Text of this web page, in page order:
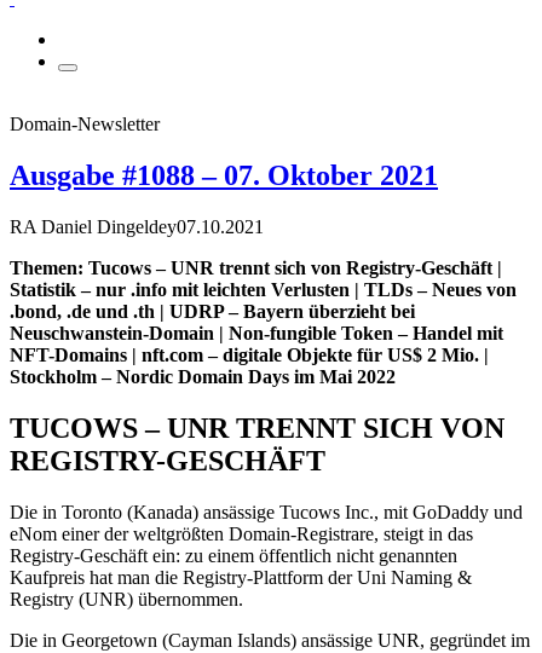
Domain-Newsletter
Ausgabe #1088 – 07. Oktober 2021
RA Daniel Dingeldey07.10.2021
Themen: Tucows – UNR trennt sich von Registry-Geschäft |
Statistik – nur .info mit leichten Verlusten | TLDs – Neues von
.bond, .de und .th | UDRP – Bayern überzieht bei
Neuschwanstein-Domain | Non-fungible Token – Handel mit
NFT-Domains | nft.com – digitale Objekte für US$ 2 Mio. |
Stockholm – Nordic Domain Days im Mai 2022
TUCOWS – UNR TRENNT SICH VON
REGISTRY-GESCHÄFT
Die in Toronto (Kanada) ansässige Tucows Inc., mit GoDaddy und
eNom einer der weltgrößten Domain-Registrare, steigt in das
Registry-Geschäft ein: zu einem öffentlich nicht genannten
Kaufpreis hat man die Registry-Plattform der Uni Naming &
Registry (UNR) übernommen.
Die in Georgetown (Cayman Islands) ansässige UNR, gegründet im